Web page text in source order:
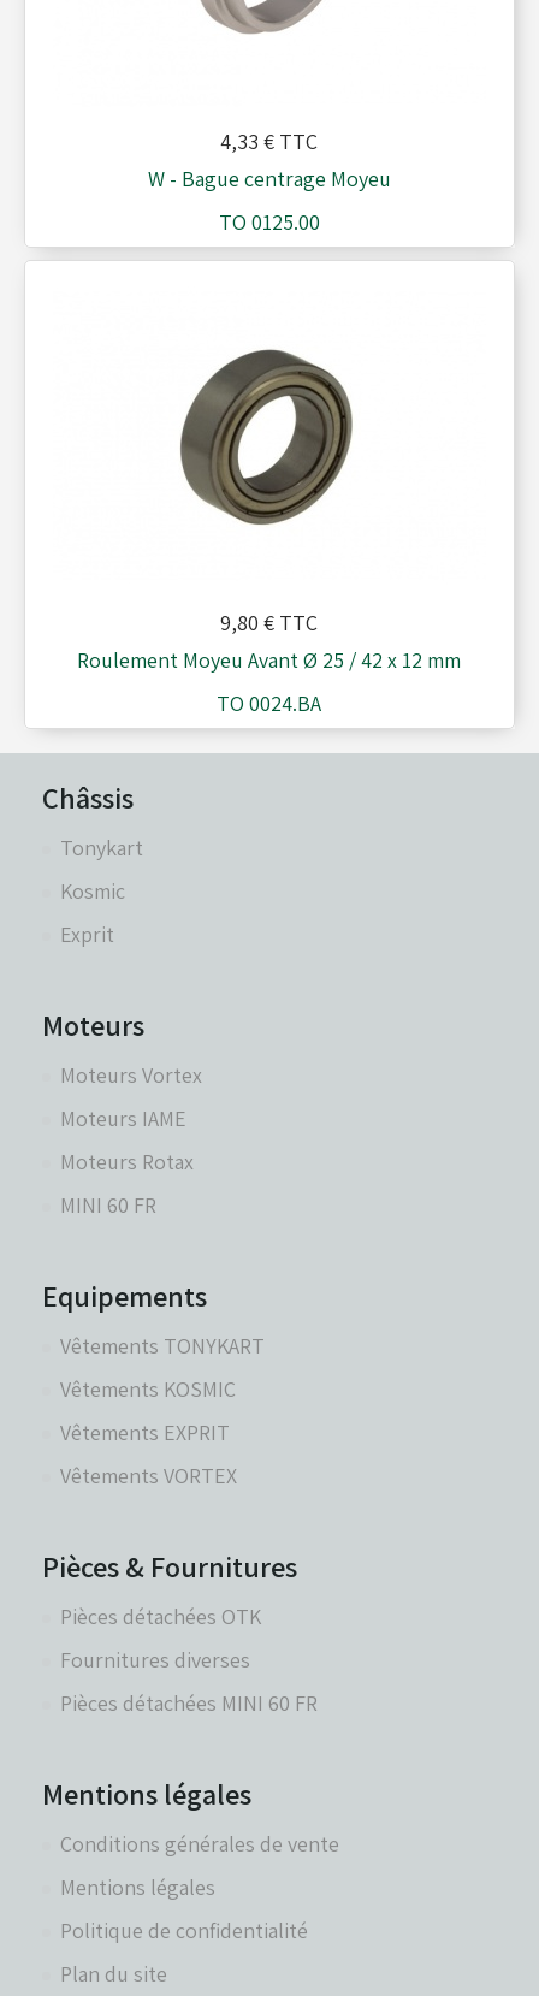
4,33 € TTC
W - Bague centrage Moyeu
TO 0125.00
9,80 € TTC
Roulement Moyeu Avant Ø 25 / 42 x 12 mm
TO 0024.BA
Châssis
Tonykart
Kosmic
Exprit
Moteurs
Moteurs Vortex
Moteurs IAME
Moteurs Rotax
MINI 60 FR
Equipements
Vêtements TONYKART
Vêtements KOSMIC
Vêtements EXPRIT
Vêtements VORTEX
Pièces & Fournitures
Pièces détachées OTK
Fournitures diverses
Pièces détachées MINI 60 FR
Mentions légales
Conditions générales de vente
Mentions légales
Politique de confidentialité
Plan du site
Pièces détachées Rotax